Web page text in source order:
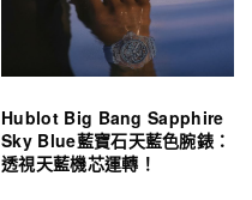
Hublot Big Bang Sapphire
Sky Blue藍寶石天藍色腕錶：
透視天藍機芯運轉！